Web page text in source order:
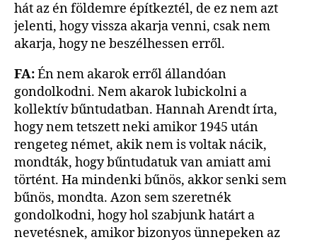
hát az én földemre építkeztél, de ez nem azt
jelenti, hogy vissza akarja venni, csak nem
akarja, hogy ne beszélhessen erről.
FA:Én nem akarok erről állandóan
gondolkodni. Nem akarok lubickolni a
kollektív bűntudatban. Hannah Arendt írta,
hogy nem tetszett neki amikor 1945 után
rengeteg német, akik nem is voltak nácik,
mondták, hogy bűntudatuk van amiatt ami
történt. Ha mindenki bűnös, akkor senki sem
bűnös, mondta. Azon sem szeretnék
gondolkodni, hogy hol szabjunk határt a
nevetésnek, amikor bizonyos ünnepeken az